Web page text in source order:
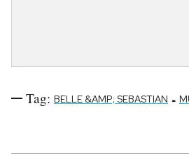
Tag: BELLE &AMP; SEBASTIAN -